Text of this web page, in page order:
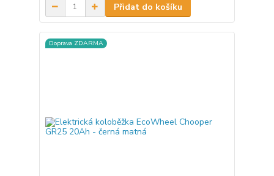
Přidat do košíku
Doprava ZDARMA